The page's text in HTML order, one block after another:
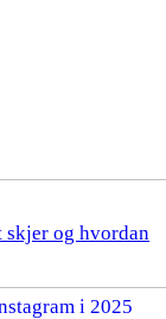
skjer og hvordan